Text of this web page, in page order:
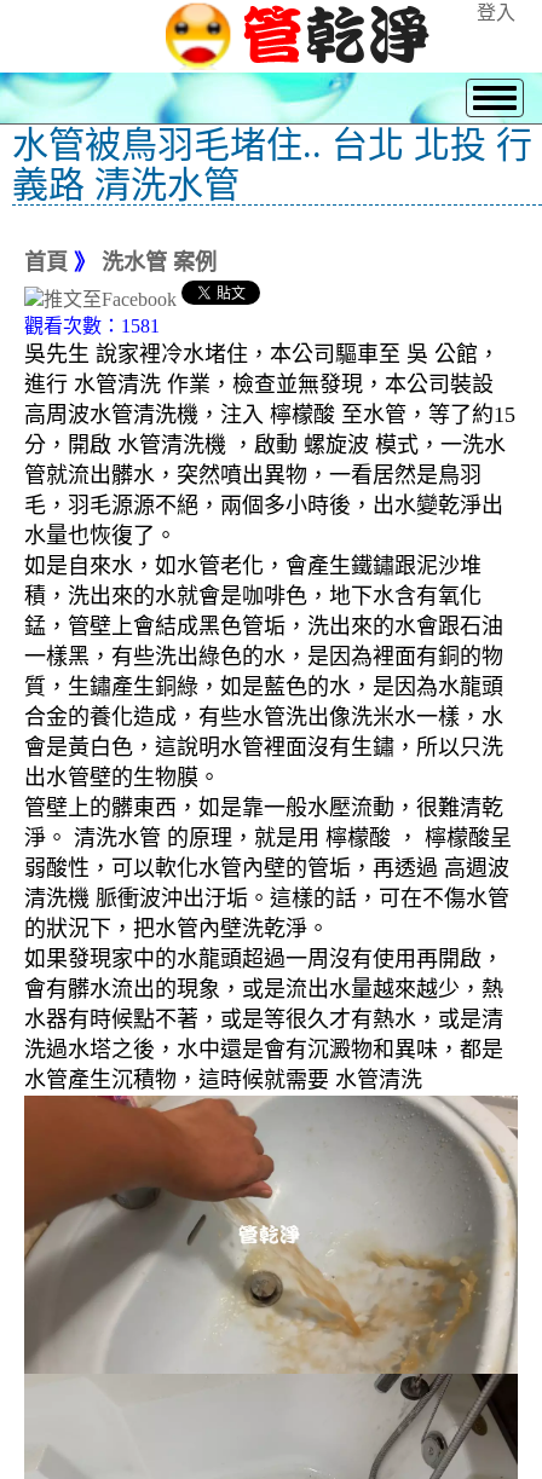
登入
水管被鳥羽毛堵住.. 台北 北投 行
義路 清洗水管
首頁 》 洗水管 案例
觀看次數：1581
吳先生 說家裡冷水堵住，本公司驅車至 吳 公館，
進行 水管清洗 作業，檢查並無發現，本公司裝設
高周波水管清洗機，注入 檸檬酸 至水管，等了約15
分，開啟 水管清洗機 ，啟動 螺旋波 模式，一洗水
管就流出髒水，突然噴出異物，一看居然是鳥羽
毛，羽毛源源不絕，兩個多小時後，出水變乾淨出
水量也恢復了。
如是自來水，如水管老化，會產生鐵鏽跟泥沙堆
積，洗出來的水就會是咖啡色，地下水含有氧化
錳，管壁上會結成黑色管垢，洗出來的水會跟石油
一樣黑，有些洗出綠色的水，是因為裡面有銅的物
質，生鏽產生銅綠，如是藍色的水，是因為水龍頭
合金的養化造成，有些水管洗出像洗米水一樣，水
會是黃白色，這說明水管裡面沒有生鏽，所以只洗
出水管壁的生物膜。
管壁上的髒東西，如是靠一般水壓流動，很難清乾
淨。 清洗水管 的原理，就是用 檸檬酸 ， 檸檬酸呈
弱酸性，可以軟化水管內壁的管垢，再透過 高週波
清洗機 脈衝波沖出汙垢。這樣的話，可在不傷水管
的狀況下，把水管內壁洗乾淨。
如果發現家中的水龍頭超過一周沒有使用再開啟，
會有髒水流出的現象，或是流出水量越來越少，熱
水器有時候點不著，或是等很久才有熱水，或是清
洗過水塔之後，水中還是會有沉澱物和異味，都是
水管產生沉積物，這時候就需要 水管清洗